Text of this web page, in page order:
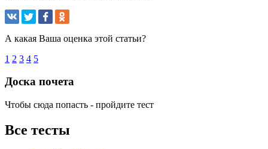
А какая Ваша оценка этой статьи?
1 2 3 4 5
Доска почета
Чтобы сюда попасть - пройдите тест
Все тесты